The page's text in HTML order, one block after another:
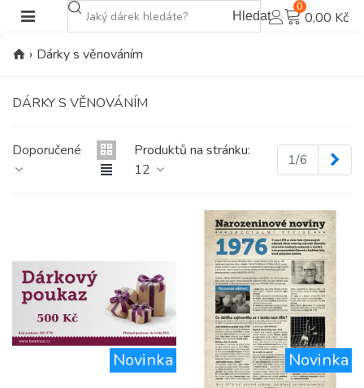
Hledat
0
0,00 Kč
› Dárky s věnováním
DÁRKY S VĚNOVÁNÍM
Doporučené
Produktů na stránku:
12
1/6
Novinka Novinka